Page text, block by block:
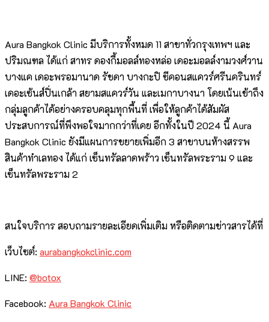
Aura Bangkok Clinic มีบริการทั้งหมด 11 สาขาทั่วกรุงเทพฯ และ
ปริมณฑล ได้แก่ สาทร ดองกี้มอลล์ทองหล่อ เดอะมอลล์งามวงศ์วาน
บางแค เดอะพรอมานาด รัชดา บางกะปิ ซีคอนสแควร์ศรีนครินทร์
เดอะเซ้นส์ปิ่นเกล้า สยามสแควร์วัน และเมกาบางนา โดยเน้นเข้าถึง
กลุ่มลูกค้าได้อย่างครอบคลุมทุกพื้นที่ เพื่อให้ลูกค้าได้สัมผัส
ประสบการณ์ที่พึงพอใจมากกว่าที่เคย อีกทั้งในปี 2024 นี้ Aura
Bangkok Clinic ยังมีแผนการขยายเพิ่มอีก 3 สาขาบนห้างสรรพ
สินค้าทำเลทอง ได้แก่ เซ็นทรัลลาดพร้าว เซ็นทรัลพระราม 9 และ
เซ็นทรัลพระราม 2
สนใจบริการ สอบถามรายละเอียดเพิ่มเติม หรือติดตามข่าวสารได้ที่
เว็บไซต์: aurabangkokclinic.com
LINE: @botox
Facebook: Aura Bangkok Clinic